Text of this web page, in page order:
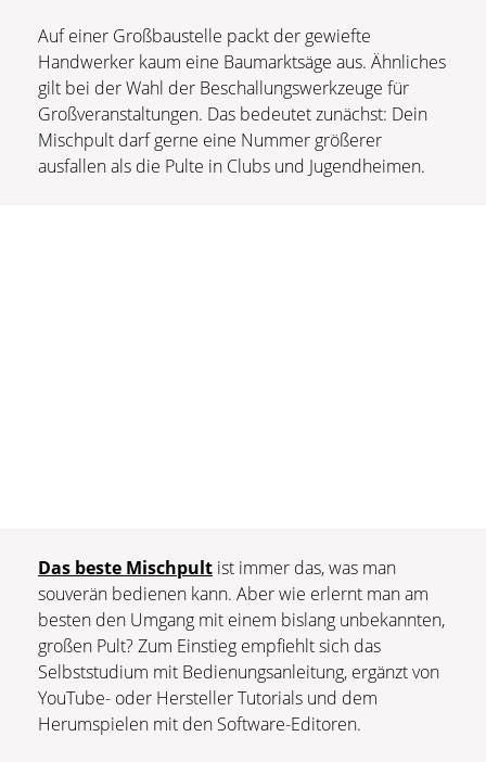
Auf einer Großbaustelle packt der gewiefte
Handwerker kaum eine Baumarktsäge aus. Ähnliches
gilt bei der Wahl der Beschallungswerkzeuge für
Großveranstaltungen. Das bedeutet zunächst: Dein
Mischpult darf gerne eine Nummer größerer
ausfallen als die Pulte in Clubs und Jugendheimen.
Das beste Mischpult ist immer das, was man
souverän bedienen kann. Aber wie erlernt man am
besten den Umgang mit einem bislang unbekannten,
großen Pult? Zum Einstieg empfiehlt sich das
Selbststudium mit Bedienungsanleitung, ergänzt von
YouTube- oder Hersteller Tutorials und dem
Herumspielen mit den Software-Editoren.